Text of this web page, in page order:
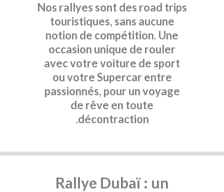
Nos rallyes sont des road trips
touristiques, sans aucune
notion de compétition. Une
occasion unique de rouler
avec votre voiture de sport
ou votre Supercar entre
passionnés, pour un voyage
de rêve en toute
décontraction.
Rallye Dubaï : un